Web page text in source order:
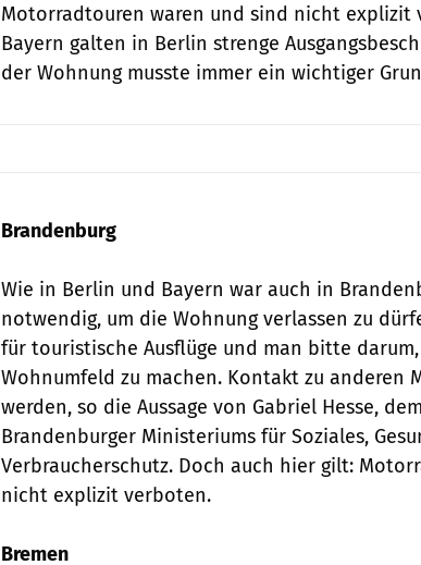
Motorradtouren waren und sind nicht explizit
Bayern galten in Berlin strenge
der Wohnung musste immer ein wichtiger
Brandenburg
Wie in Berlin und Bayern war auch in
notwendig, um die Wohnung verlassen zu
für touristische Ausflüge und man bitte
Wohnumfeld zu machen. Kontakt zu anderen
werden, so die Aussage von Gabriel Hesse,
Brandenburger Ministeriums für Soziales,
Verbraucherschutz. Doch auch hier gilt:
nicht explizit verboten.
Bremen